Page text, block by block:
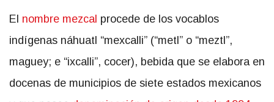
El nombre mezcal procede de los vocablos
indígenas náhuatl “mexcalli” (“metl” o “meztl”,
maguey; e “ixcalli”, cocer), bebida que se elabora en
docenas de municipios de siete estados mexicanos